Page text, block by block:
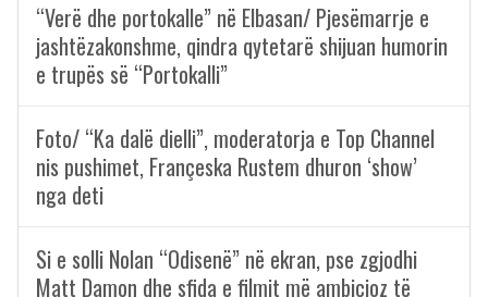
“Verë dhe portokalle” në Elbasan/ Pjesëmarrje e
jashtëzakonshme, qindra qytetarë shijuan humorin
e trupës së “Portokalli”
Foto/ “Ka dalë dielli”, moderatorja e Top Channel
nis pushimet, Françeska Rustem dhuron ‘show’
nga deti
Si e solli Nolan “Odisenë” në ekran, pse zgjodhi
Matt Damon dhe sfida e filmit më ambicioz të